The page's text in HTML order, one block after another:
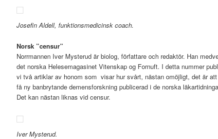
Josefin Aldell, funktionsmedicinsk coach.
Norsk ”censur”
Norrmannen Iver Mysterud är biolog, författare och redaktör. Han
det norska Helesemagasinet Vitenskap og Fornuft. I detta nummer
vi två artiklar av honom som visar hur svårt, nästan omöjligt, det är att
få ny banbrytande demensforskning publicerad i de norska
Det kan nästan liknas vid censur.
Iver Mysterud.